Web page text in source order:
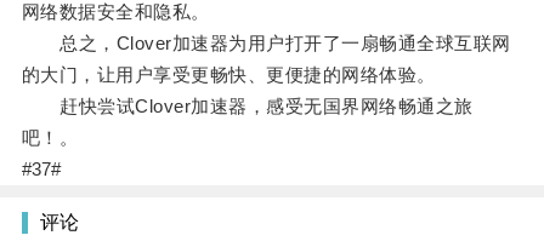
网络数据安全和隐私。
总之，Clover加速器为用户打开了一扇畅通全球互联网
的大门，让用户享受更畅快、更便捷的网络体验。
赶快尝试Clover加速器，感受无国界网络畅通之旅
吧！。
#37#
评论